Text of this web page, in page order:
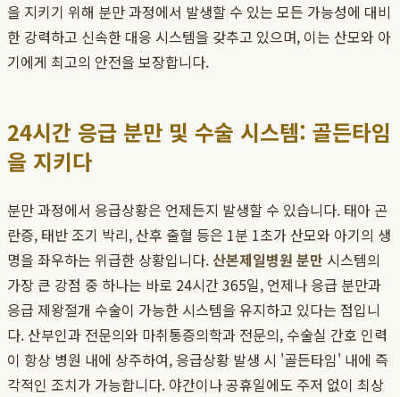
을 지키기 위해 분만 과정에서 발생할 수 있는 모든 가능성에 대비
한 강력하고 신속한 대응 시스템을 갖추고 있으며, 이는 산모와 아
기에게 최고의 안전을 보장합니다.
24시간 응급 분만 및 수술 시스템: 골든타임
을 지키다
분만 과정에서 응급상황은 언제든지 발생할 수 있습니다. 태아 곤
란증, 태반 조기 박리, 산후 출혈 등은 1분 1초가 산모와 아기의 생
명을 좌우하는 위급한 상황입니다. 산본제일병원 분만 시스템의
가장 큰 강점 중 하나는 바로 24시간 365일, 언제나 응급 분만과
응급 제왕절개 수술이 가능한 시스템을 유지하고 있다는 점입니
다. 산부인과 전문의와 마취통증의학과 전문의, 수술실 간호 인력
이 항상 병원 내에 상주하여, 응급상황 발생 시 '골든타임' 내에 즉
각적인 조치가 가능합니다. 야간이나 공휴일에도 주저 없이 최상